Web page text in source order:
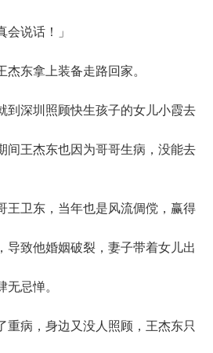
说话！」
东拿上装备走路回家。
深圳照顾快生孩子的女儿小霞去
间王杰东也因为哥哥生病，没能去
卫东，当年也是风流倜傥，赢得
导致他婚姻破裂，妻子带着女儿出
无忌惮。
病，身边又没人照顾，王杰东只